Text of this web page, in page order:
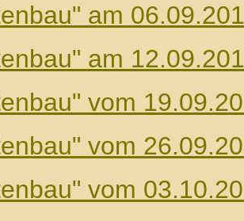
am
am
vom
vom
vom